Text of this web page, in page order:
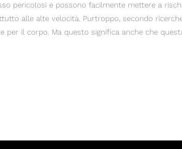
pericolosi e possono facilmente mettere a
alle alte velocità. Purtroppo, secondo
per il corpo. Ma questo significa anche che